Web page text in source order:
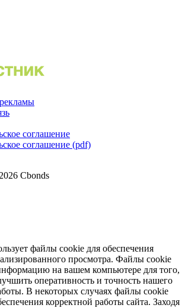
соглашение
соглашение (pdf)
Cbonds
файлы cookie для обеспечения
просмотра. Файлы cookie
на вашем компьютере для того,
оперативность и точность нашего
В некоторых случаях файлы cookie
корректной работы сайта. Заходя